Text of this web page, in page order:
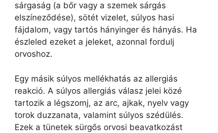
sárgaság (a bőr vagy a szemek sárgás
elszíneződése), sötét vizelet, súlyos hasi
fájdalom, vagy tartós hányinger és hányás. Ha
észleled ezeket a jeleket, azonnal fordulj
orvoshoz.
Egy másik súlyos mellékhatás az allergiás
reakció. A súlyos allergiás válasz jelei közé
tartozik a légszomj, az arc, ajkak, nyelv vagy
torok duzzanata, valamint súlyos szédülés.
Ezek a tünetek sürgős orvosi beavatkozást